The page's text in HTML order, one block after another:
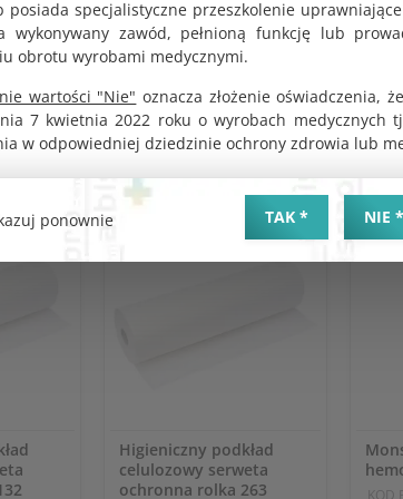
posiada specjalistyczne przeszkolenie
wykonywany zawód, pełnioną funkcję lub
obrotu wyrobami medycznymi.
wartości "Nie" oznacza złożenie oświadczenia,
7 kwietnia 2022 roku o wyrobach medycznych
w odpowiedniej dziedzinie ochrony zdrowia lub
TAK * NIE
ponownie
aktywacji noża, oraz jego blokadzie po
Pakowany pojedyńczo, produkt
Higieniczny podkład
celulozowy serweta
ochronna rolka 263
KOD